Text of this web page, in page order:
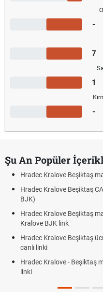
-
7
1
-
Şu An Popüler
Hradec Kralove Beşiktaş
Hradec Kralove Beşiktaş
BJK)
Hradec Kralove Beşiktaş
Kralove BJK link
Hradec Kralove Beşiktaş
canlı linki
Hradec Kralove - Beşiktaş
linki